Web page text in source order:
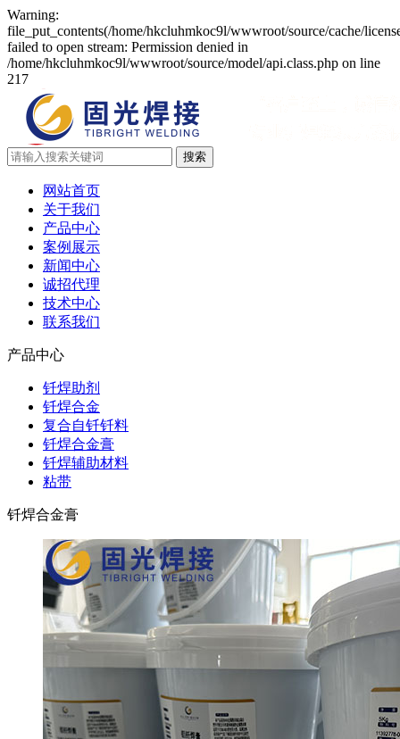
Warning:
file_put_contents(/home/hkcluhmkoc9l/wwwroot/source/cache/
failed to open stream: Permission denied in
/home/hkcluhmkoc9l/wwwroot/source/model/api.class.php on line
217
网站首页
关于我们
产品中心
案例展示
新闻中心
诚招代理
技术中心
联系我们
产品中心
钎焊助剂
钎焊合金
复合自钎钎料
钎焊合金膏
钎焊辅助材料
粘带
钎焊合金膏